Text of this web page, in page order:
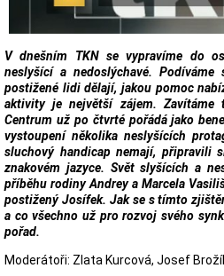
V dnešním TKN se vypravíme do
neslyšící a nedoslýchavé.
postižené lidi dělají, jakou pomoc
aktivity je největší zájem. Zavítáme
Centrum už po čtvrté pořádá jako
vystoupení několika neslyšících
sluchový handicap nemají, připravili
znakovém jazyce. Svět slyšících a
příběhu rodiny Andrey a Marcela
postižený Josífek. Jak se s tímto
a co všechno už pro rozvoj svého
pořad.
Moderátoři: Zlata Kurcová, Josef